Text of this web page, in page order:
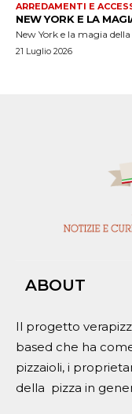
ARREDAMENTI E
NEW YORK E LA
New York e la magia
21 Luglio 2026
ABOUT
Il progetto
based che ha
pizzaioli, i
della pizza in